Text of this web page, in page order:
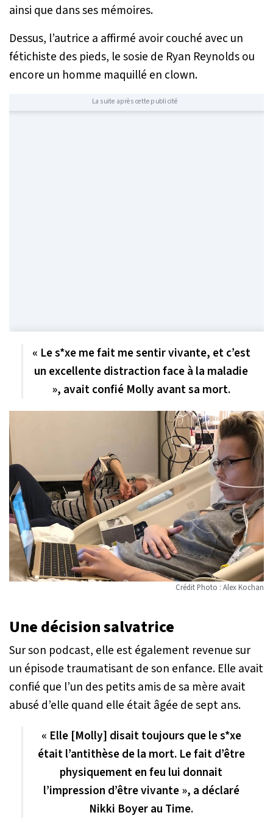
ainsi que dans ses mémoires.
Dessus, l’autrice a affirmé avoir couché avec un
fétichiste des pieds, le sosie de Ryan Reynolds ou
encore un homme maquillé en clown.
La suite après cette publicité
« Le s*xe me fait me sentir vivante, et c’est
un excellente distraction face à la maladie
», avait confié Molly avant sa mort.
Crédit Photo : Alex Kochan
Une décision salvatrice
Sur son podcast, elle est également revenue sur
un épisode traumatisant de son enfance. Elle avait
confié que l’un des petits amis de sa mère avait
abusé d’elle quand elle était âgée de sept ans.
« Elle [Molly] disait toujours que le s*xe
était l’antithèse de la mort. Le fait d’être
physiquement en feu lui donnait
l’impression d’être vivante », a déclaré
Nikki Boyer au Time.